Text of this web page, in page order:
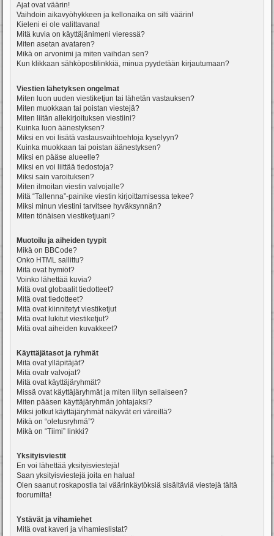
Ajat ovat väärin!
Vaihdoin aikavyöhykkeen ja kellonaika on silti väärin!
Kieleni ei ole valittavana!
Mitä kuvia on käyttäjänimeni vieressä?
Miten asetan avataren?
Mikä on arvonimi ja miten vaihdan sen?
Kun klikkaan sähköpostilinkkiä, minua pyydetään kirjautumaan?
Viestien lähetyksen ongelmat
Miten luon uuden viestiketjun tai lähetän vastauksen?
Miten muokkaan tai poistan viestejä?
Miten liitän allekirjoituksen viestiini?
Kuinka luon äänestyksen?
Miksi en voi lisätä vastausvaihtoehtoja kyselyyn?
Kuinka muokkaan tai poistan äänestyksen?
Miksi en pääse alueelle?
Miksi en voi liittää tiedostoja?
Miksi sain varoituksen?
Miten ilmoitan viestin valvojalle?
Mitä “Tallenna”-painike viestin kirjoittamisessa tekee?
Miksi minun viestini tarvitsee hyväksynnän?
Miten tönäisen viestiketjuani?
Muotoilu ja aiheiden tyypit
Mikä on BBCode?
Onko HTML sallittu?
Mitä ovat hymiöt?
Voinko lähettää kuvia?
Mitä ovat globaalit tiedotteet?
Mitä ovat tiedotteet?
Mitä ovat kiinnitetyt viestiketjut
Mitä ovat lukitut viestiketjut?
Mitä ovat aiheiden kuvakkeet?
Käyttäjätasot ja ryhmät
Mitä ovat ylläpitäjät?
Mitä ovatr valvojat?
Mitä ovat käyttäjäryhmät?
Missä ovat käyttäjäryhmät ja miten liityn sellaiseen?
Miten pääsen käyttäjäryhmän johtajaksi?
Miksi jotkut käyttäjäryhmät näkyvät eri väreillä?
Mikä on “oletusryhmä”?
Mikä on “Tiimi” linkki?
Yksityisviestit
En voi lähettää yksityisviestejä!
Saan yksityisviestejä joita en halua!
Olen saanut roskapostia tai väärinkäytöksiä sisältäviä viestejä tältä
foorumilta!
Ystävät ja vihamiehet
Mitä ovat kaveri ja vihamieslistat?